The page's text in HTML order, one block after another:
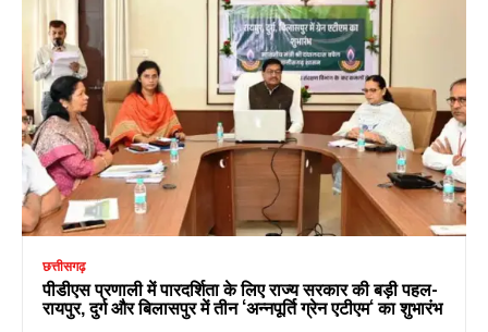
छत्तीसगढ़
पीडीएस प्रणाली में पारदर्शिता के लिए राज्य सरकार की बड़ी पहल-
रायपुर, दुर्ग और बिलासपुर में तीन ‘अन्नपूर्ति ग्रेन एटीएम‘ का शुभारंभ